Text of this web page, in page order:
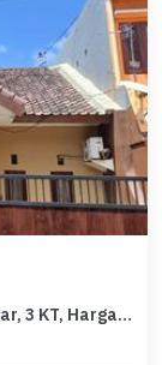
Hunian Idaman di Denpasar Barat, Denpasar, 3 KT, Harga 1,35 Miliar